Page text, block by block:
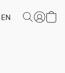
EN